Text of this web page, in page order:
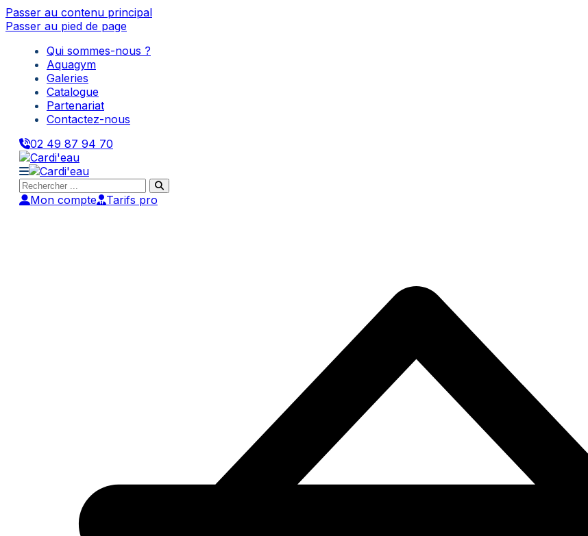
Passer au contenu principal
Passer au pied de page
Qui sommes-nous ?
Aquagym
Galeries
Catalogue
Partenariat
Contactez-nous
02 49 87 94 70
Rechercher
Mon compte
Tarifs pro